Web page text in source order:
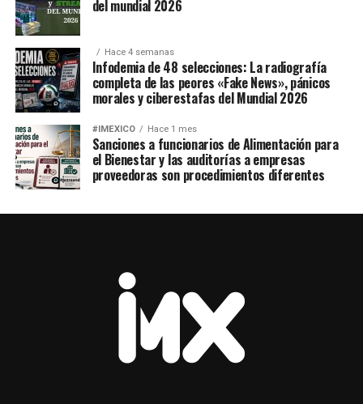
del mundial 2026
Hace 4 semanas
Infodemia de 48 selecciones: La radiografía
completa de las peores «Fake News», pánicos
morales y ciberestafas del Mundial 2026
#IMEXICO Hace 1 mes
Sanciones a funcionarios de Alimentación para
el Bienestar y las auditorías a empresas
proveedoras son procedimientos diferentes